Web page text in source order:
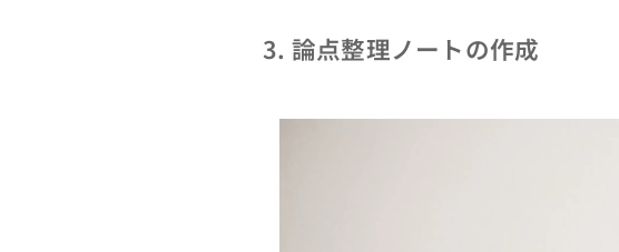
3. 論点整理ノートの作成